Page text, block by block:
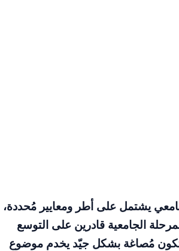
يشتمل على أطر ومعايير مُحددة،
الجامعية قادرين على التوسع
تكون مُصاغة بشكل جيّد يخدم موضوع